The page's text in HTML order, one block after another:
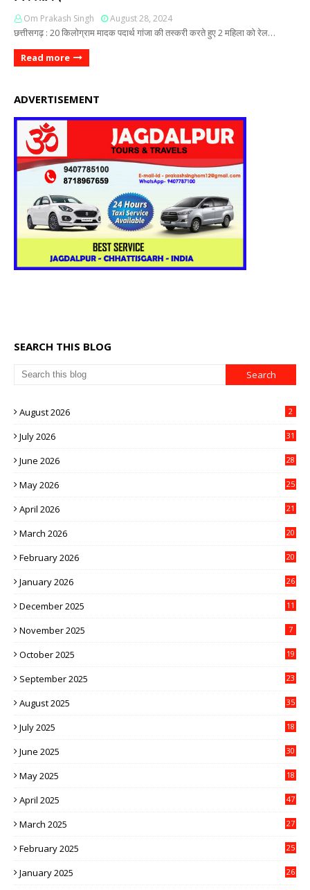
Om Prakash Singh August 28, 2024
छत्तीसगढ़ : 20 किलोग्राम मादक पदार्थ गांजा की तस्करी करते हुए 2 महिला को रेल…
Read more
ADVERTISEMENT
SEARCH THIS BLOG
August 2026 2
July 2026 31
June 2026 28
May 2026 25
April 2026 21
March 2026 20
February 2026 20
January 2026 26
December 2025 11
November 2025 7
October 2025 19
September 2025 23
August 2025 35
July 2025 18
June 2025 30
May 2025 18
April 2025 47
March 2025 27
February 2025 25
January 2025 26